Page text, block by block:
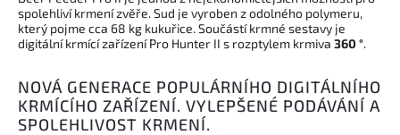
spolehliví krmení zvěře. Sud je vyroben z odolného polymeru,
který pojme cca 68 kg kukuřice. Součástí krmné sestavy je
digitální krmící zařízení Pro Hunter II s rozptylem krmiva 360 °.
NOVÁ GENERACE POPULÁRNÍHO DIGITÁLNÍHO
KRMÍCÍHO ZAŘÍZENÍ. VYLEPŠENÉ PODÁVÁNÍ A
SPOLEHLIVOST KRMENÍ.